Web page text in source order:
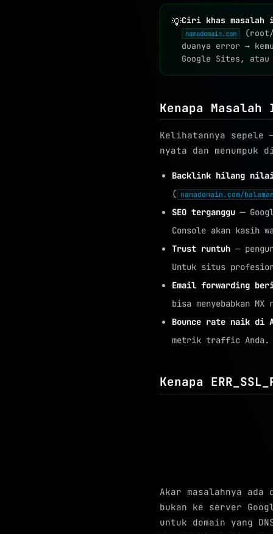
💡Ciri khas
namadomain.com
(root/
duanya error →
Google Sites,
Kenapa
Kelihatannya sepele
nyata dan menumpuk
Backlink hilang
( namadomain.com/
SEO terganggu —
Console akan kasih
Trust runtuh —
Untuk situs
Email forwarding
bisa menyebabkan
Bounce rate naik di
metrik traffic Anda.
Kenapa
Akar masalahnya
bukan ke server
untuk domain yang